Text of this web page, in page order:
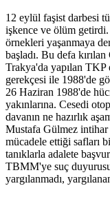
12 eylül faşist darbesi
işkence ve ölüm getirdi.
örnekleri yaşanmaya
başladı. Bu defa
Trakya'da yapılan TKP
gerekçesi ile 1988'de
26 Haziran 1988'de
yakınlarına. Cesedi
davanın ne hazırlık
Mustafa Gülmez
mücadele ettiği safları
tanıklarla adalete
TBMM'ye suç
yargılanmadı,